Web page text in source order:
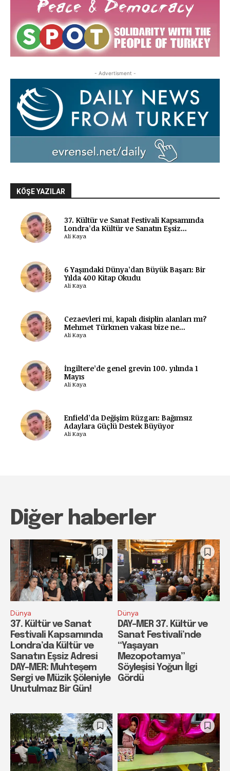
- Advertisment -
KÖŞE YAZILAR
37. Kültür ve Sanat Festivali Kapsamında
Londra’da Kültür ve Sanatın Eşsiz...
Ali Kaya
6 Yaşındaki Dünya’dan Büyük Başarı: Bir
Yılda 400 Kitap Okudu
Ali Kaya
Cezaevleri mi, kapalı disiplin alanları mı?
Mehmet Türkmen vakası bize ne...
Ali Kaya
İngiltere’de genel grevin 100. yılında 1
Mayıs
Ali Kaya
Enfield’da Değişim Rüzgarı: Bağımsız
Adaylara Güçlü Destek Büyüyor
Ali Kaya
Diğer haberler
Dünya
37. Kültür ve Sanat
Festivali Kapsamında
Londra’da Kültür ve
Sanatın Eşsiz Adresi
DAY-MER: Muhteşem
Sergi ve Müzik Şöleniyle
Unutulmaz Bir Gün!
Dünya
DAY-MER 37. Kültür ve
Sanat Festivali’nde
“Yaşayan
Mezopotamya”
Söyleşisi Yoğun İlgi
Gördü